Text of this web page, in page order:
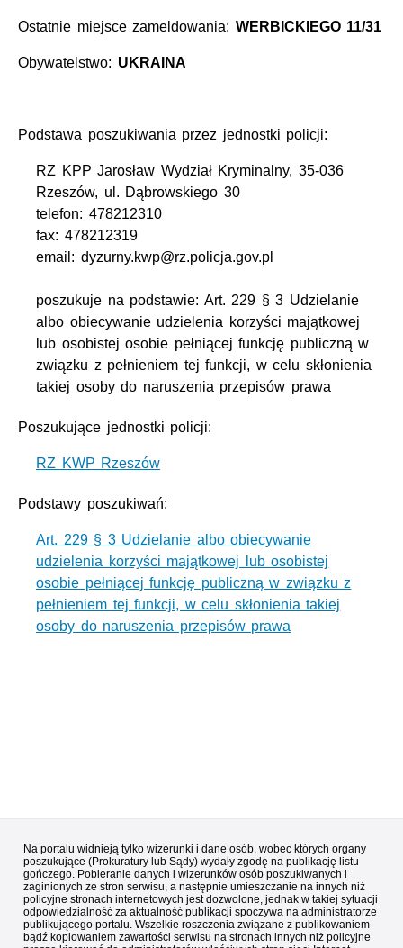
Ostatnie miejsce zameldowania: WERBICKIEGO 11/31
Obywatelstwo: UKRAINA
Podstawa poszukiwania przez jednostki policji:
RZ KPP Jarosław Wydział Kryminalny, 35-036
Rzeszów, ul. Dąbrowskiego 30
telefon: 478212310
fax: 478212319
email: dyzurny.kwp@rz.policja.gov.pl
poszukuje na podstawie: Art. 229 § 3 Udzielanie
albo obiecywanie udzielenia korzyści majątkowej
lub osobistej osobie pełniącej funkcję publiczną w
związku z pełnieniem tej funkcji, w celu skłonienia
takiej osoby do naruszenia przepisów prawa
Poszukujące jednostki policji:
RZ KWP Rzeszów
Podstawy poszukiwań:
Art. 229 § 3 Udzielanie albo obiecywanie
udzielenia korzyści majątkowej lub osobistej
osobie pełniącej funkcję publiczną w związku z
pełnieniem tej funkcji, w celu skłonienia takiej
osoby do naruszenia przepisów prawa
Na portalu widnieją tylko wizerunki i dane osób, wobec których organy
poszukujące (Prokuratury lub Sądy) wydały zgodę na publikację listu
gończego. Pobieranie danych i wizerunków osób poszukiwanych i
zaginionych ze stron serwisu, a następnie umieszczanie na innych niż
policyjne stronach internetowych jest dozwolone, jednak w takiej sytuacji
odpowiedzialność za aktualność publikacji spoczywa na administratorze
publikującego portalu. Wszelkie roszczenia związane z publikowaniem
bądź kopiowaniem zawartości serwisu na stronach innych niż policyjne